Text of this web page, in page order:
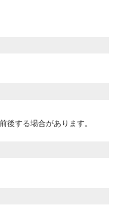
後する場合があります。